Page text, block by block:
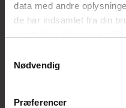
data med andre
de har indsamlet fra din
Nødvendig
Præferencer